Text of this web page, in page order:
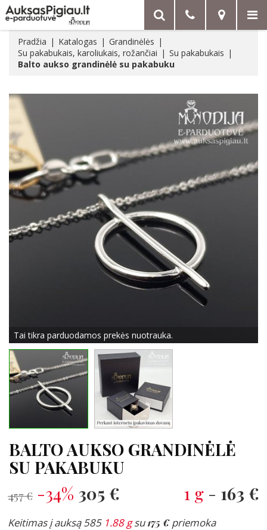
Pradžia Katalogas
Grandinėlės
Su pakabukais, karoliukais, rožančiai
Su pakabukais
Balto aukso grandinėlė su pakabuku
Tai tikra parduodamos prekės nuotrauka.
BALTO AUKSO GRANDINĖLĖ
SU PAKABUKU
457 € -34% 305 € 1 g - 163 €
Keitimas į auksą 585 1.88 gsu175 €priemoka